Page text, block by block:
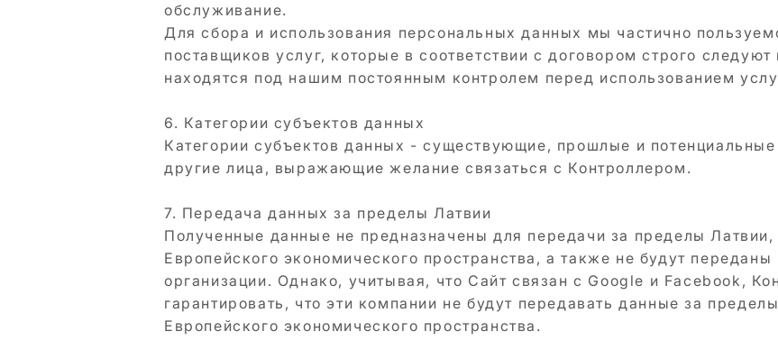
обслуживание.
Для сбора и использования персональных данных мы частично
поставщиков услуг, которые в соответствии с договором строго
находятся под нашим постоянным контролем перед использованием
6. Категории субъектов данных
Категории субъектов данных - существующие, прошлые и
другие лица, выражающие желание связаться с Контроллером.
7. Передача данных за пределы Латвии
Полученные данные не предназначены для передачи за пределы
Европейского экономического пространства, а также не будут
организации. Однако, учитывая, что Сайт связан с Google и Facebook,
гарантировать, что эти компании не будут передавать данные за
Европейского экономического пространства.